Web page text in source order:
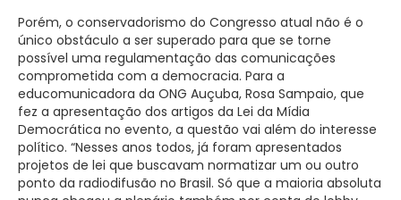
Porém, o conservadorismo do Congresso atual não é o
único obstáculo a ser superado para que se torne
possível uma regulamentação das comunicações
comprometida com a democracia. Para a
educomunicadora da ONG Auçuba, Rosa Sampaio, que
fez a apresentação dos artigos da Lei da Mídia
Democrática no evento, a questão vai além do interesse
político. “Nesses anos todos, já foram apresentados
projetos de lei que buscavam normatizar um ou outro
ponto da radiodifusão no Brasil. Só que a maioria absoluta